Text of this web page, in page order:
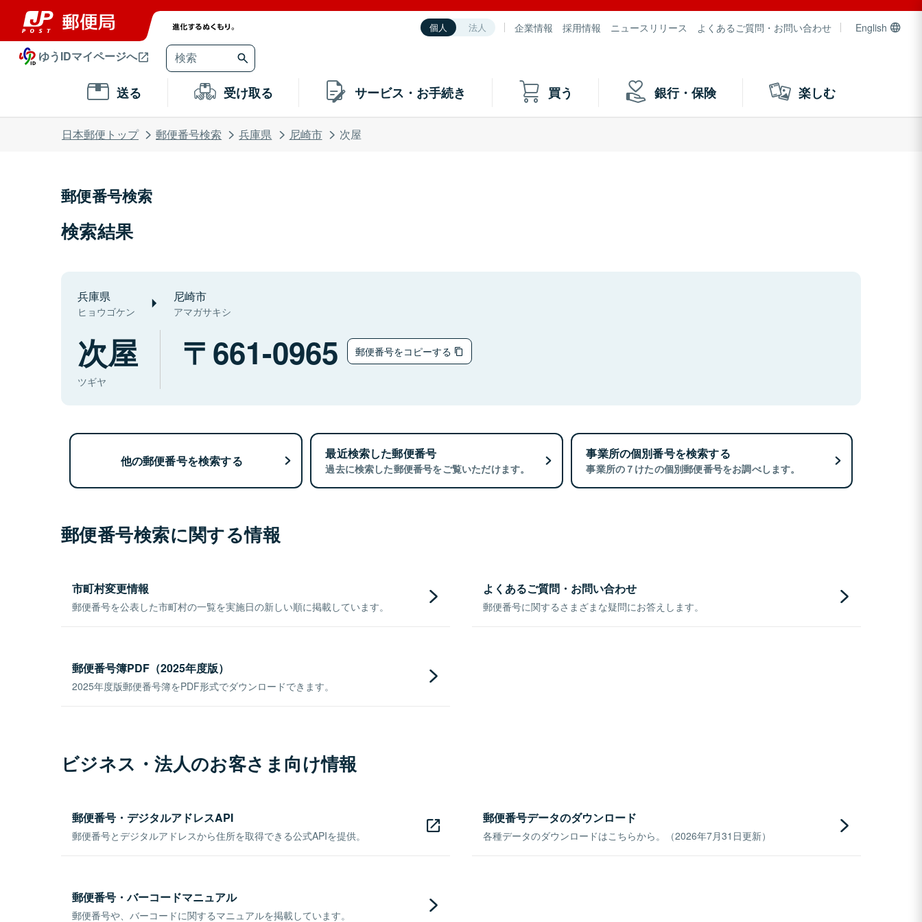
個人 法人 企業情報 採用情報 ニュースリリース よくあるご質問・お問い合わせ English
ゆうIDマイページへ
送る 受け取る サービス・お手続き 買う 銀行・保険 楽しむ
日本郵便トップ 郵便番号検索 兵庫県 尼崎市 次屋
郵便番号検索
検索結果
兵庫県
ヒョウゴケン
尼崎市
アマガサキシ
次屋
ツギヤ
661-0965 郵便番号をコピーする
他の郵便番号を検索する 最近検索した郵便番号
過去に検索した郵便番号をご覧いただけます。
事業所の個別番号を検索する
事業所の７けたの個別郵便番号をお調べします。
郵便番号検索に関する情報
市町村変更情報
郵便番号を公表した市町村の一覧を実施日の新しい順に掲載しています。
よくあるご質問・お問い合わせ
郵便番号に関するさまざまな疑問にお答えします。
郵便番号簿PDF（2025年度版）
2025年度版郵便番号簿をPDF形式でダウンロードできます。
ビジネス・法人のお客さま向け情報
郵便番号・デジタルアドレスAPI
郵便番号とデジタルアドレスから住所を取得できる公式APIを提供。
郵便番号データのダウンロード
各種データのダウンロードはこちらから。（2026年7月31日更新）
郵便番号・バーコードマニュアル
郵便番号や、バーコードに関するマニュアルを掲載しています。